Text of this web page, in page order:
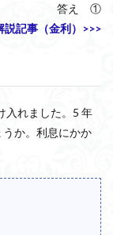
答え ①
説記事（金利）>>>
入れました。5 年
か。利息にかか